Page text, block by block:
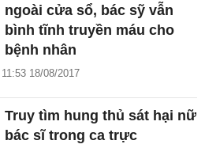
ngoài cửa sổ, bác sỹ vẫn
bình tĩnh truyền máu cho
bệnh nhân
11:53 18/08/2017
Truy tìm hung thủ sát hại nữ
bác sĩ trong ca trực